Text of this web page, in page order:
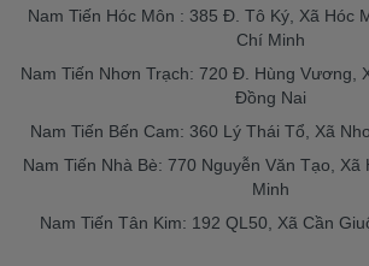
Nam Tiến Hóc Môn : 385 Đ. Tô Ký, Xã Hóc
Chí Minh
Nam Tiến Nhơn Trạch: 720 Đ. Hùng Vương,
Đồng Nai
Nam Tiến Bến Cam: 360 Lý Thái Tổ, Xã
Nam Tiến Nhà Bè: 770 Nguyễn Văn Tạo,
Minh
Nam Tiến Tân Kim: 192 QL50, Xã Cần